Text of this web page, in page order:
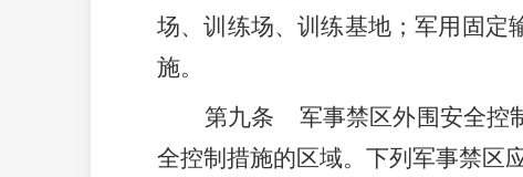
场、训练场、训练基地；军用固定
施。
第九条
军事禁区外围安全控
全控制措施的区域。下列军事禁区